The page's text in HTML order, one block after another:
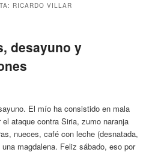
RICARDO VILLAR
desayuno y
El mío ha consistido en mala
ataque contra Siria, zumo naranja
nueces, café con leche (desnatada,
magdalena. Feliz sábado, eso por